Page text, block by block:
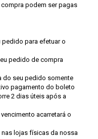
podem ser pagas
pedido para efetuar o
pedido de compra
do seu pedido somente
pagamento do boleto
2 dias úteis após a
acarretará o
lojas físicas da nossa